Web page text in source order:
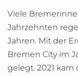
Viele
Jahrzehnten
Jahren. Mit der
Bremen City im
gelegt. 2021